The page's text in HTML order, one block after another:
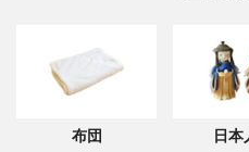
布団 日本